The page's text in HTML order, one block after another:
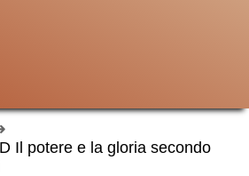
Il potere e la gloria secondo